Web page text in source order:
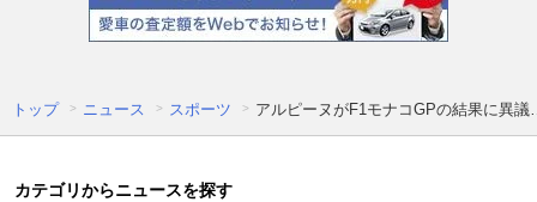
トップ ニュース スポーツ アルピーヌがF1モナコGPの結果に異
カテゴリからニュースを探す